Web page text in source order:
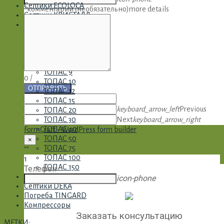
*комментарий (необязательно)more details
0 /
ОТПРАВИТЬ
keyboard_arrow_leftPrevious
Nextkeyboard_arrow_right
FormCraft - WordPress form builder
×
""
1
Телефон
icon-phone
Заказать консультацию
Септики ECOLOCA
Септики КРИСТАЛЛ
ТОПАС 9
ТОПАС 10
ТОПАС 12
ТОПАС 15
ТОПАС 20
ТОПАС 30
ТОПАС 40
ТОПАС 50
ТОПАС 75
ТОПАС 100
ТОПАС 150
Септики ТОПАС-С
Септики DEKA
Погреба TINGARD
Компрессоры